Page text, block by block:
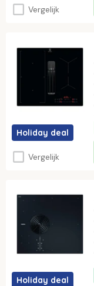
Vergelijk
Holiday deal
Vergelijk
Holiday deal